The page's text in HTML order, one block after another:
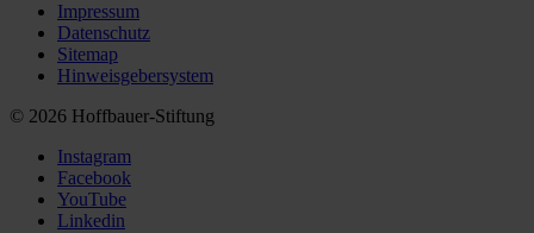
Impressum
Datenschutz
Sitemap
Hinweisgebersystem
© 2026 Hoffbauer-Stiftung
Instagram
Facebook
YouTube
Linkedin